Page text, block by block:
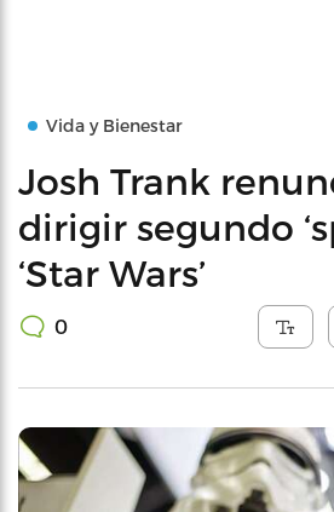
Vida y Bienestar
Josh Trank
dirigir segundo
‘Star Wars’
0